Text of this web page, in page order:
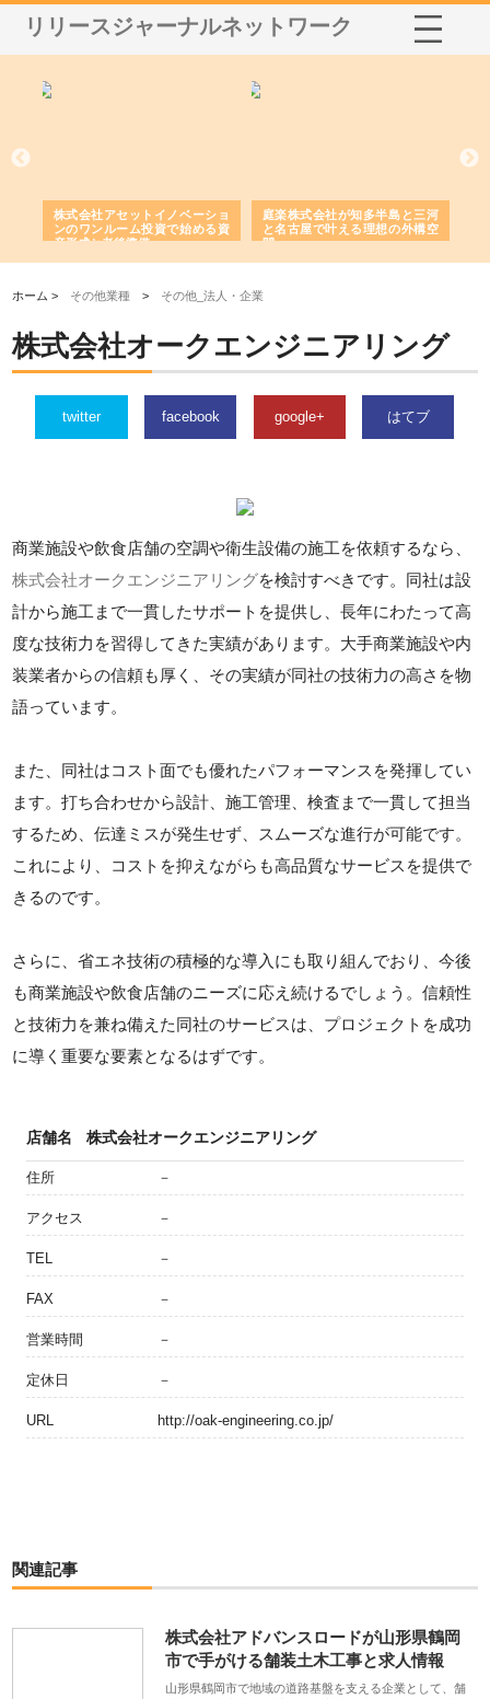
リリースジャーナルネットワーク
株式会社アセットイノベーショ
ンのワンルーム投資で始める資
産形成と老後準備
庭楽株式会社が知多半島と三河
と名古屋で叶える理想の外構空
間
ホーム > その他業種 > その他_法人・企業
株式会社オークエンジニアリング
twitter facebook google+ はてブ
商業施設や飲食店舗の空調や衛生設備の施工を依頼するなら、
株式会社オークエンジニアリングを検討すべきです。同社は設
計から施工まで一貫したサポートを提供し、長年にわたって高
度な技術力を習得してきた実績があります。大手商業施設や内
装業者からの信頼も厚く、その実績が同社の技術力の高さを物
語っています。
また、同社はコスト面でも優れたパフォーマンスを発揮してい
ます。打ち合わせから設計、施工管理、検査まで一貫して担当
するため、伝達ミスが発生せず、スムーズな進行が可能です。
これにより、コストを抑えながらも高品質なサービスを提供で
きるのです。
さらに、省エネ技術の積極的な導入にも取り組んでおり、今後
も商業施設や飲食店舗のニーズに応え続けるでしょう。信頼性
と技術力を兼ね備えた同社のサービスは、プロジェクトを成功
に導く重要な要素となるはずです。
店舗名 株式会社オークエンジニアリング
住所 －
アクセス －
TEL －
FAX －
営業時間 －
定休日 －
URL http://oak-engineering.co.jp/
関連記事
株式会社アドバンスロードが山形県鶴岡
市で手がける舗装土木工事と求人情報
山形県鶴岡市で地域の道路基盤を支える企業として、舗